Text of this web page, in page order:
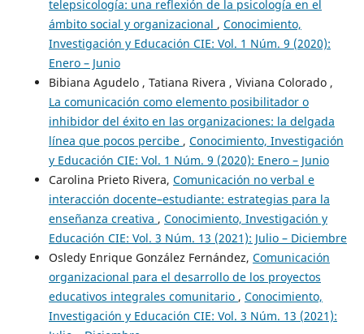
telepsicología: una reflexión de la psicología en el
ámbito social y organizacional , Conocimiento,
Investigación y Educación CIE: Vol. 1 Núm. 9 (2020):
Enero – Junio
Bibiana Agudelo , Tatiana Rivera , Viviana Colorado ,
La comunicación como elemento posibilitador o
inhibidor del éxito en las organizaciones: la delgada
línea que pocos percibe , Conocimiento, Investigación
y Educación CIE: Vol. 1 Núm. 9 (2020): Enero – Junio
Carolina Prieto Rivera, Comunicación no verbal e
interacción docente–estudiante: estrategias para la
enseñanza creativa , Conocimiento, Investigación y
Educación CIE: Vol. 3 Núm. 13 (2021): Julio – Diciembre
Osledy Enrique González Fernández, Comunicación
organizacional para el desarrollo de los proyectos
educativos integrales comunitario , Conocimiento,
Investigación y Educación CIE: Vol. 3 Núm. 13 (2021):